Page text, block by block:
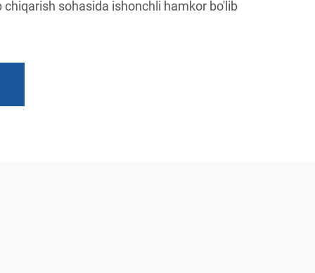
sohasida ishonchli hamkor bo'lib